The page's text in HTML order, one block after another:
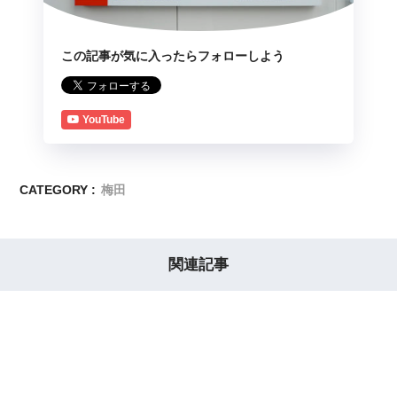
この記事が気に入ったらフォローしよう
YouTube
CATEGORY : 梅田
関連記事